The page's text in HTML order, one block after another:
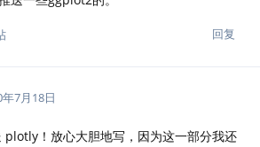
回复
7月18日
plotly！放心大胆地写，因为这一部分我还